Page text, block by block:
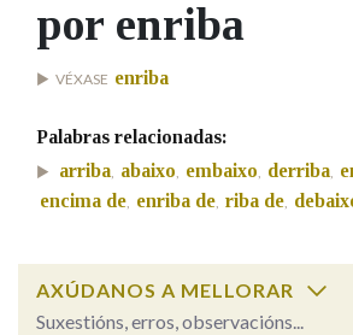
IDENTIDADE
MARCIAL
FIGURAS
PORTAL DAS
Facebook
TwitterYoutubeInstagram
Bluesky
BUSCAR NOS LEMAS
Comeza por
Remata por
Contén
por enriba
VÉXASE enriba
Palabras relacionadas:
arriba, abaixo, embaixo, derriba,
encima de, enriba de, riba de,
AXÚDANOS A MELLORAR
Suxestións, erros, observacións...